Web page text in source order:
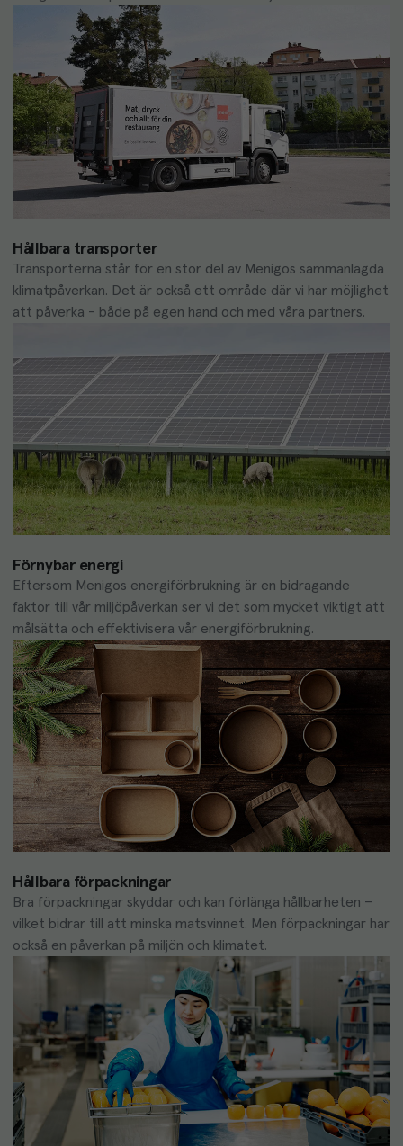
Hållbara transporter
Transporterna står för en stor del av Menigos sammanlagda
klimatpåverkan. Det är också ett område där vi har möjlighet
att påverka - både på egen hand och med våra partners.
Förnybar energi
Eftersom Menigos energiförbrukning är en bidragande
faktor till vår miljöpåverkan ser vi det som mycket viktigt att
målsätta och effektivisera vår energiförbrukning.
Hållbara förpackningar
Bra förpackningar skyddar och kan förlänga hållbarheten –
vilket bidrar till att minska matsvinnet. Men förpackningar har
också en påverkan på miljön och klimatet.